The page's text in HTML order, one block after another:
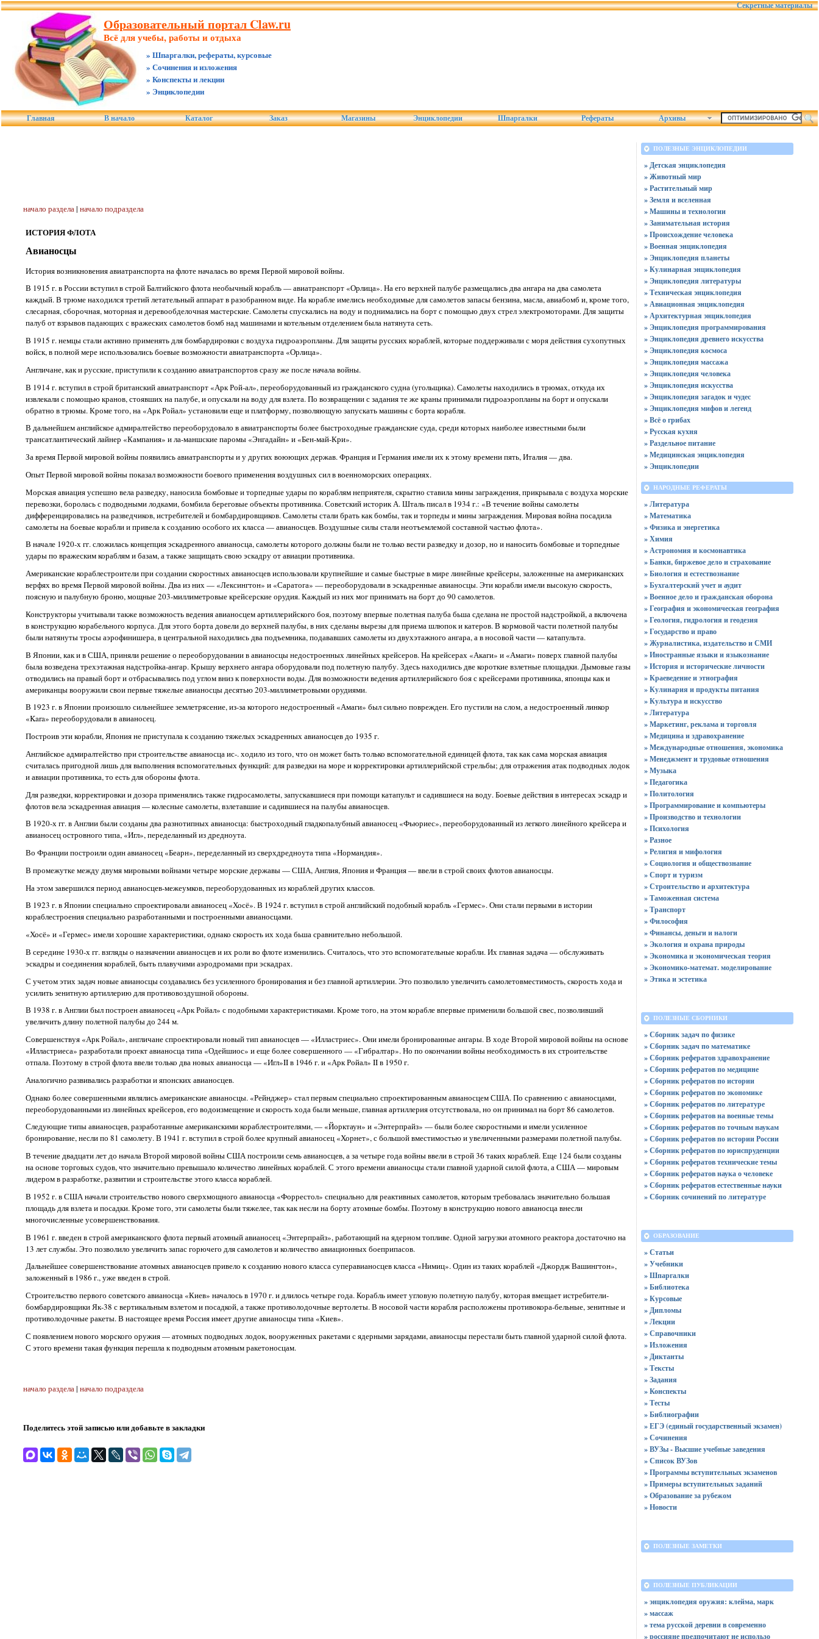
Секретные материалы
Образовательный портал Claw.ru
Всё для учебы, работы и отдыха
» Шпаргалки, рефераты, курсовые
» Сочинения и изложения
» Конспекты и лекции
» Энциклопедии
Главная В начало Каталог Заказ Магазины Энциклопедии Шпаргалки Рефераты Архивы
начало раздела| начало подраздела
ИСТОРИЯ ФЛОТА
Авианосцы
История возникновения авиатранспорта на флоте началась во время Первой мировой войны.
В 1915 г. в России вступил в строй Балтийского флота необычный корабль — авиатранспорт «Орлица». На его верхней палубе размещались два ангара на два самолета
каждый. В трюме находился третий летательный аппарат в разобранном виде. На корабле имелись необходимые для самолетов запасы бензина, масла, авиабомб и, кроме того,
слесарная, сборочная, моторная и деревообделочная мастерские. Самолеты спускались на воду и поднимались на борт с помощью двух стрел электромоторами. Для защиты
палуб от взрывов падающих с вражеских самолетов бомб над машинами и котельным отделением была натянута сеть.
В 1915 г. немцы стали активно применять для бомбардировки с воздуха гидроаэропланы. Для защиты русских кораблей, которые поддерживали с моря действия сухопутных
войск, в полной мере использовались боевые возможности авиатранспорта «Орлица».
Англичане, как и русские, приступили к созданию авиатранспортов сразу же после начала войны.
В 1914 г. вступил в строй британский авиатранспорт «Арк Рой-ал», переоборудованный из гражданского судна (угольщика). Самолеты находились в трюмах, откуда их
извлекали с помощью кранов, стоявших на палубе, и опускали на воду для взлета. По возвращении с задания те же краны принимали гидроаэропланы на борт и опускали
обратно в трюмы. Кроме того, на «Арк Ройал» установили еще и платформу, позволяющую запускать машины с борта корабля.
В дальнейшем английское адмиралтейство переоборудовало в авиатранспорты более быстроходные гражданские суда, среди которых наиболее известными были
трансатлантический лайнер «Кампания» и ла-маншские паромы «Энгадайн» и «Бен-май-Кри».
За время Первой мировой войны появились авиатранспорты и у других воюющих держав. Франция и Германия имели их к этому времени пять, Италия — два.
Опыт Первой мировой войны показал возможности боевого применения воздушных сил в военноморских операциях.
Морская авиация успешно вела разведку, наносила бомбовые и торпедные удары по кораблям неприятеля, скрытно ставила мины заграждения, прикрывала с воздуха морские
перевозки, боролась с подводными лодками, бомбила береговые объекты противника. Советский историк А. Шталь писал в 1934 г.: «В течение войны самолеты
дифференцировались на разведчиков, истребителей и бомбардировщиков. Самолеты стали брать как бомбы, так и торпеды и мины заграждения. Мировая война посадила
самолеты на боевые корабли и привела к созданию особого их класса — авианосцев. Воздушные силы стали неотъемлемой составной частью флота».
В начале 1920-х гг. сложилась концепция эскадренного авианосца, самолеты которого должны были не только вести разведку и дозор, но и наносить бомбовые и торпедные
удары по вражеским кораблям и базам, а также защищать свою эскадру от авиации противника.
Американские кораблестроители при создании скоростных авианосцев использовали крупнейшие и самые быстрые в мире линейные крейсеры, заложенные на американских
верфях во время Первой мировой войны. Два из них — «Лексингтон» и «Саратога» — переоборудовали в эскадренные авианосцы. Эти корабли имели высокую скорость,
поясную и палубную броню, мощные 203-миллиметровые крейсерские орудия. Каждый из них мог принимать на борт до 90 самолетов.
Конструкторы учитывали также возможность ведения авианосцем артиллерийского боя, поэтому впервые полетная палуба бьша сделана не простой надстройкой, а включена
в конструкцию корабельного корпуса. Для этого борта довели до верхней палубы, в них сделаны вырезы для приема шлюпок и катеров. В кормовой части полетной палубы
были натянуты тросы аэрофинишера, в центральной находились два подъемника, подававших самолеты из двухэтажного ангара, а в носовой части — катапульта.
В Японии, как и в США, приняли решение о переоборудовании в авианосцы недостроенных линейных крейсеров. На крейсерах «Акаги» и «Амаги» поверх главной палубы
была возведена трехэтажная надстройка-ангар. Крышу верхнего ангара оборудовали под полетную палубу. Здесь находились две короткие взлетные площадки. Дымовые газы
отводились на правый борт и отбрасывались под углом вниз к поверхности воды. Для возможности ведения артиллерийского боя с крейсерами противника, японцы как и
американцы вооружили свои первые тяжелые авианосцы десятью 203-миллиметровыми орудиями.
В 1923 г. в Японии произошло сильнейшее землетрясение, из-за которого недостроенный «Амаги» был сильно поврежден. Его пустили на слом, а недостроенный линкор
«Kara» переоборудовали в авианосец.
Построив эти корабли, Япония не приступала к созданию тяжелых эскадренных авианосцев до 1935 г.
Английское адмиралтейство при строительстве авианосца ис-. ходило из того, что он может быть только вспомогательной единицей флота, так как сама морская авиация
считалась пригодной лишь для выполнения вспомогательных функций: для разведки на море и корректировки артиллерийской стрельбы; для отражения атак подводных лодок
и авиации противника, то есть для обороны флота.
Для разведки, корректировки и дозора применялись также гидросамолеты, запускавшиеся при помощи катапульт и садившиеся на воду. Боевые действия в интересах эскадр и
флотов вела эскадренная авиация — колесные самолеты, взлетавшие и садившиеся на палубы авианосцев.
В 1920-х гг. в Англии были созданы два разнотипных авианосца: быстроходный гладкопалубный авианосец «Фьюриес», переоборудованный из легкого линейного крейсера и
авианосец островного типа, «Игл», переделанный из дредноута.
Во Франции построили один авианосец «Беарн», переделанный из сверхдредноута типа «Нормандия».
В промежутке между двумя мировыми войнами четыре морские державы — США, Англия, Япония и Франция — ввели в строй своих флотов авианосцы.
На этом завершился период авианосцев-межеумков, переоборудованных из кораблей других классов.
В 1923 г. в Японии специально спроектировали авианосец «Хосё». В 1924 г. вступил в строй английский подобный корабль «Гермес». Они стали первыми в истории
кораблестроения специально разработанными и построенными авианосцами.
«Хосё» и «Гермес» имели хорошие характеристики, однако скорость их хода бьша сравнительно небольшой.
В середине 1930-х гг. взгляды о назначении авианосцев и их роли во флоте изменились. Считалось, что это вспомогательные корабли. Их главная задача — обслуживать
эскадры и соединения кораблей, быть плавучими аэродромами при эскадрах.
С учетом этих задач новые авианосцы создавались без усиленного бронирования и без главной артиллерии. Это позволило увеличить самолетовместимость, скорость хода и
усилить зенитную артиллерию для противовоздушной обороны.
В 1938 г. в Англии был построен авианосец «Арк Ройал» с подобными характеристиками. Кроме того, на этом корабле впервые применили большой свес, позволивший
увеличить длину полетной палубы до 244 м.
Совершенствуя «Арк Ройал», англичане спроектировали новый тип авианосцев — «Илластриес». Они имели бронированные ангары. В ходе Второй мировой войны на основе
«Илластриеса» разработали проект авианосца типа «Одейшиос» и еще более совершенного — «Гибралтар». Но по окончании войны необходимость в их строительстве
отпала. Поэтому в строй флота ввели только два новых авианосца — «Игл»II в 1946 г. и «Арк Ройал» II в 1950 г.
Аналогично развивались разработки и японских авианосцев.
Однако более совершенными являлись американские авианосцы. «Рейнджер» стал первым специально спроектированным авианосцем США. По сравнению с авианосцами,
переоборудованными из линейных крейсеров, его водоизмещение и скорость хода были меньше, главная артиллерия отсутствовала, но он принимал на борт 86 самолетов.
Следующие типы авианосцев, разработанные американскими кораблестроителями, — «Йорктаун» и «Энтерпрайз» — были более скоростными и имели усиленное
бронирование, несли по 81 самолету. В 1941 г. вступил в строй более крупный авианосец «Хорнет», с большой вместимостью и увеличенными размерами полетной палубы.
В течение двадцати лет до начала Второй мировой войны США построили семь авианосцев, а за четыре года войны ввели в строй 36 таких кораблей. Еще 124 были созданы
на основе торговых судов, что значительно превышало количество линейных кораблей. С этого времени авианосцы стали главной ударной силой флота, а США — мировым
лидером в разработке, развитии и строительстве этого класса кораблей.
В 1952 г. в США начали строительство нового сверхмощного авианосца «Форрестол» специально для реактивных самолетов, которым требовалась значительно большая
площадь для взлета и посадки. Кроме того, эти самолеты были тяжелее, так как несли на борту атомные бомбы. Поэтому в конструкцию нового авианосца внесли
многочисленные усовершенствования.
В 1961 г. введен в строй американского флота первый атомный авианосец «Энтерпрайз», работающий на ядерном топливе. Одной загрузки атомного реактора достаточно на
13 лет службы. Это позволило увеличить запас горючего для самолетов и количество авиационных боеприпасов.
Дальнейшее совершенствование атомных авианосцев привело к созданию нового класса суперавианосцев класса «Нимиц». Один из таких кораблей «Джордж Вашингтон»,
заложенный в 1986 г., уже введен в строй.
Строительство первого советского авианосца «Киев» началось в 1970 г. и длилось четыре года. Корабль имеет угловую полетную палубу, которая вмещает истребители-
бомбардировщики Як-38 с вертикальным взлетом и посадкой, а также противолодочные вертолеты. В носовой части корабля расположены противокора-бельные, зенитные и
противолодочные ракеты. В настоящее время Россия имеет другие авианосцы типа «Киев».
С появлением нового морского оружия — атомных подводных лодок, вооруженных ракетами с ядерными зарядами, авианосцы перестали быть главной ударной силой флота.
С этого времени такая функция перешла к подводным атомным ракетоносцам.
начало раздела| начало подраздела
Поделитесь этой записью или добавьте в закладки
ПОЛЕЗНЫЕ ЭНЦИКЛОПЕДИИ
» Детская энциклопедия
» Животный мир
» Растительный мир
» Земля и вселенная
» Машины и технологии
» Занимательная история
» Происхождение человека
» Военная энциклопедия
» Энциклопедия планеты
» Кулинарная энциклопедия
» Энциклопедия литературы
» Техническая энциклопедия
» Авиационная энциклопедия
» Архитектурная энциклопедия
» Энциклопедия программирования
» Энциклопедия древнего искусства
» Энциклопедия космоса
» Энциклопедия массажа
» Энциклопедия человека
» Энциклопедия искусства
» Энциклопедия загадок и чудес
» Энциклопедия мифов и легенд
» Всё о грибах
» Русская кухня
» Раздельное питание
» Медицинская энциклопедия
» Энциклопедии
НАРОДНЫЕ РЕФЕРАТЫ
» Литература
» Математика
» Физика и энергетика
» Химия
» Астрономия и космонавтика
» Банки, биржевое дело и страхование
» Биология и естествознание
» Бухгалтерский учет и аудит
» Военное дело и гражданская оборона
» География и экономическая география
» Геология, гидрология и геодезия
» Государство и право
» Журналистика, издательство и СМИ
» Иностранные языки и языкознание
» История и исторические личности
» Краеведение и этнография
» Кулинария и продукты питания
» Культура и искусство
» Литература
» Маркетинг, реклама и торговля
» Медицина и здравохранение
» Международные отношения, экономика
» Менеджмент и трудовые отношения
» Музыка
» Педагогика
» Политология
» Программирование и компьютеры
» Производство и технологии
» Психология
» Разное
» Религия и мифология
» Социология и обществознание
» Спорт и туризм
» Строительство и архитектура
» Таможенная система
» Транспорт
» Философия
» Финансы, деньги и налоги
» Экология и охрана природы
» Экономика и экономическая теория
» Экономико-математ. моделирование
» Этика и эстетика
ПОЛЕЗНЫЕ СБОРНИКИ
» Сборник задач по физике
» Сборник задач по математике
» Сборник рефератов здравохранение
» Сборник рефератов по медицине
» Сборник рефератов по истории
» Сборник рефератов по экономике
» Сборник рефератов по литературе
» Сборник рефератов на военные темы
» Сборник рефератов по точным наукам
» Сборник рефератов по истории России
» Сборник рефератов по юриспруденции
» Сборник рефератов технические темы
» Сборник рефератов наука о человеке
» Сборник рефератов естественные науки
» Сборник сочинений по литературе
ОБРАЗОВАНИЕ
» Статьи
» Учебники
» Шпаргалки
» Библиотека
» Курсовые
» Дипломы
» Лекции
» Справочники
» Изложения
» Диктанты
» Тексты
» Задания
» Конспекты
» Тесты
» Библиографии
» ЕГЭ (единый государственный экзамен)
» Сочинения
» ВУЗы - Высшие учебные заведения
» Список ВУЗов
» Программы вступительных экзаменов
» Примеры вступительных заданий
» Образование за рубежом
» Новости
ПОЛЕЗНЫЕ ЗАМЕТКИ
ПОЛЕЗНЫЕ ПУБЛИКАЦИИ
» энциклопедия оружия: клейма, марк
» массаж
» тема русской деревни в современно
» россияне предпочитают не использо